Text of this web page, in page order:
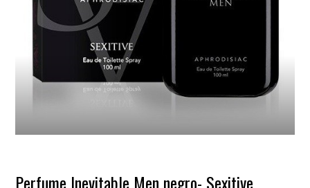
Perfume Inevitable Men negro- Sexitive